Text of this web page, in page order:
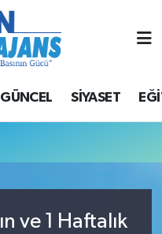
GÜNCEL SİYASET
ve 1 Haftalık
Fikstür